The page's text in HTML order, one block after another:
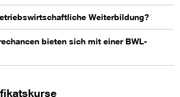
Weiterbildung?
bieten sich mit einer BWL-